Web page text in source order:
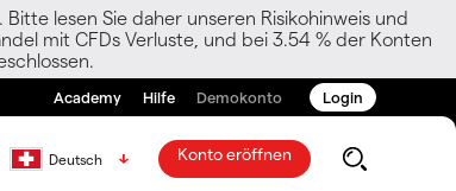
lesen Sie daher unseren Risikohinweis und
mit CFDs Verluste, und bei 3.54 % der Konten
Academy Hilfe Demokonto Login
Deutsch Konto eröffnen